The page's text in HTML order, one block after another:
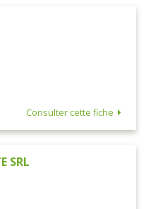
Consulter cette fiche
SRL